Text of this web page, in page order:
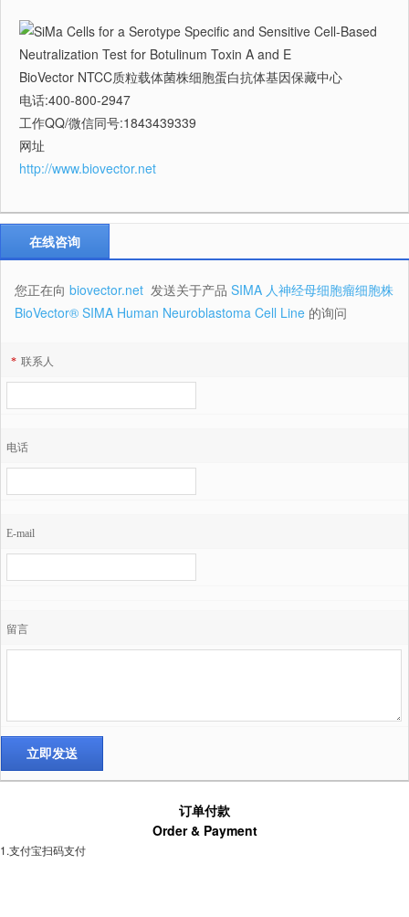
BioVector NTCC质粒载体菌株细胞蛋白抗体基因保藏中心
电话:400-800-2947
工作QQ/微信同号:1843439339
网址
http://www.biovector.net
在线咨询
您正在向 biovector.net 发送关于产品 SIMA 人神经母细胞瘤细胞株
BioVector® SIMA Human Neuroblastoma Cell Line 的询问
* 联系人
电话
E-mail
留言
订单付款
Order & Payment
1.支付宝扫码支付